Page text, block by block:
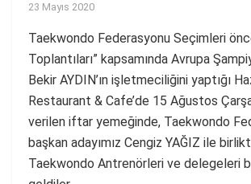
23 Mayıs 2020
Taekwondo Federasyonu Seçimleri
Toplantıları” kapsamında Avrupa
Bekir AYDIN’ın işletmeciliğini yaptığı
Restaurant & Cafe’de 15 Ağustos
verilen iftar yemeğinde, Taekwondo
başkan adayımız Cengiz YAĞIZ ile
Taekwondo Antrenörleri ve delegeleri